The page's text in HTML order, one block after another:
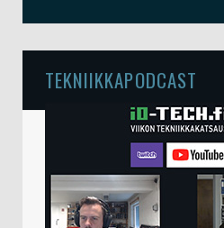
TEKNIIKKAPODCAST